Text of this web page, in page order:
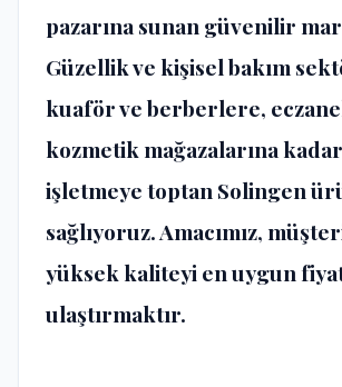
pazarına sunan güvenilir
Güzellik ve kişisel bakım
kuaför ve berberlere,
kozmetik mağazalarına
işletmeyetoptan Solingen
sağlıyoruz. Amacımız,
yüksek kaliteyi en uygun
ulaştırmaktır.